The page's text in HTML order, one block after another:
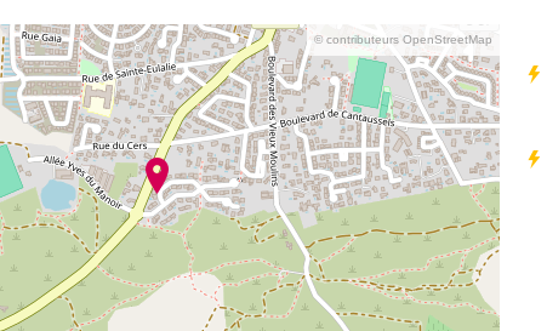
© contributeurs OpenStreetMap